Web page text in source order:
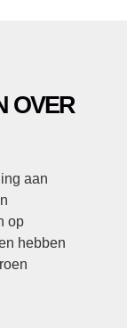
OVER
aan
op
hebben